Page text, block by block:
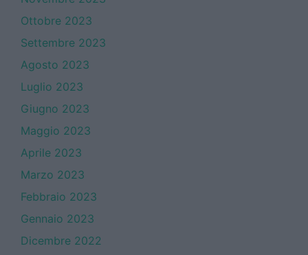
Ottobre 2023
Settembre 2023
Agosto 2023
Luglio 2023
Giugno 2023
Maggio 2023
Aprile 2023
Marzo 2023
Febbraio 2023
Gennaio 2023
Dicembre 2022